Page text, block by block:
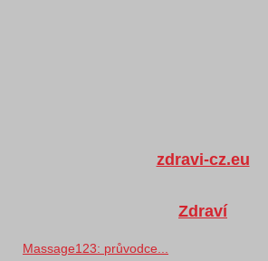
zdravi-cz.eu
Zdraví
Massage123: průvodce...